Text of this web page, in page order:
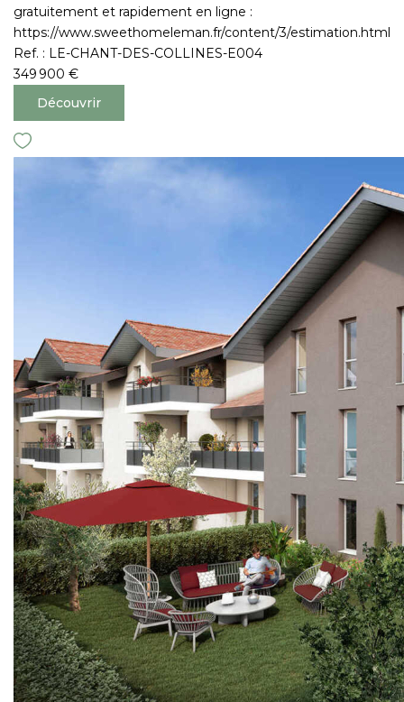
gratuitement et rapidement en ligne :
https://www.sweethomeleman.fr/content/3/estimation.html
Ref. : LE-CHANT-DES-COLLINES-E004
349 900 €
Découvrir